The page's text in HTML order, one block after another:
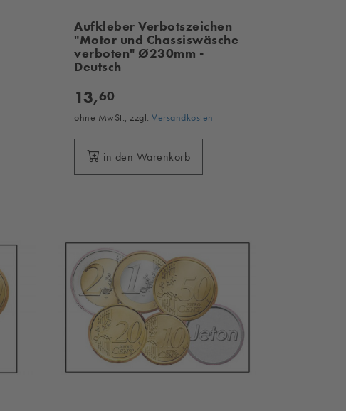
Aufkleber Verbotszeichen
"Motor und Chassiswäsche
verboten" Ø230mm -
Deutsch
13,60
ohne MwSt., zzgl.Versandkosten
in den Warenkorb